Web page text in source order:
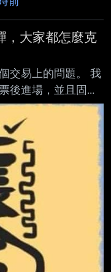
記者署名：記者
原文內容：四貸同
澔一／攝影
台股成交
。金管會昨（6）
所 研議新制，未
，大家都怎麼克
交易上的問題。 我
後進場，並且固定
很困擾的情況，就
我都照紀律停損出
甚至又回到停損價
就會開始懷疑自
出場，至少可以少賠
得如果因為期待反
單，違背了原本設
遇到這種情況都是
的實戰經驗，謝